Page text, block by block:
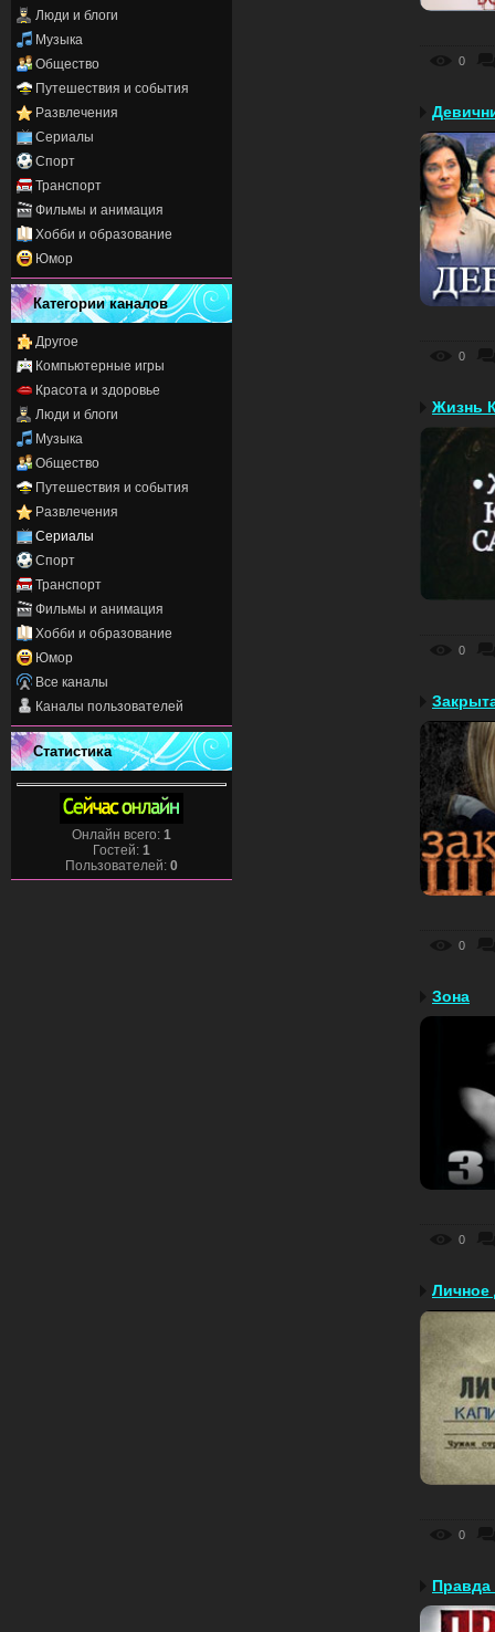
Люди и блоги
Музыка
Общество
Путешествия и события
Развлечения
Сериалы
Спорт
Транспорт
Фильмы и анимация
Хобби и образование
Юмор
Категории каналов
Другое
Компьютерные игры
Красота и здоровье
Люди и блоги
Музыка
Общество
Путешествия и события
Развлечения
Сериалы
Спорт
Транспорт
Фильмы и анимация
Хобби и образование
Юмор
Все каналы
Каналы пользователей
Статистика
Онлайн всего: 1
Гостей: 1
Пользователей: 0
0
0
Жизнь
0
0
Зона
0
Личное
0
Правда